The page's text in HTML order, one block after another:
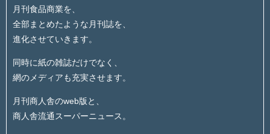
月刊食品商業を、
全部まとめたような月刊誌を、
進化させていきます。
同時に紙の雑誌だけでなく、
網のメディアも充実させます。
月刊商人舎のweb版と、
商人舎流通スーパーニュース。